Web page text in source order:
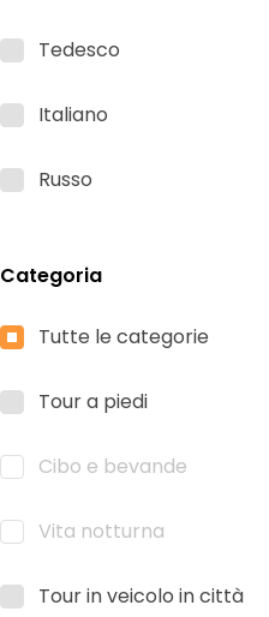
Tedesco
Italiano
Russo
Categoria
Tutte le categorie
Tour a piedi
Cibo e bevande
Vita notturna
Tour in veicolo in città